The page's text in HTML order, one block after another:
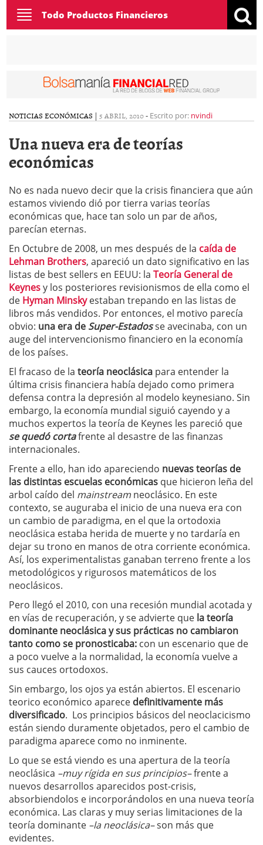
Toggle
navigation
Todo Productos Financieros
NOTICIAS ECONÓMICAS | 5 ABRIL, 2010- Escrito por: nvindi
Una nueva era de teorías
económicas
No es nada nuevo decir que la crisis financiera que aún
estamos viviendo dió por tierra varias teorías
económicas que, hace tan solo un par de años,
parecían eternas.
En Octubre de 2008, un mes después de la caída de
Lehman Brothers, apareció un dato significativo en las
listas de best sellers en EEUU: la Teoría General de
Keynesy los posteriores revisionismos de ella como el
de Hyman Minskyestaban trepando en las listas de
libros más vendidos. Por entonces, el motivo parecía
obvio: una era de Super-Estadosse avecinaba, con un
auge del intervencionismo financiero en la economía
de los países.
El fracaso de la teoría neoclásica para entender la
última crisis financiera había dejado como primera
defensa contra la depresión al modelo keynesiano. Sin
embargo, la economía mundial siguió cayendo y a
muchos expertos la teoría de Keynes les pareció que
se quedó cortafrente al desastre de las finanzas
internacionales.
Frente a ello, han ido apareciendo nuevas teorías de
las distintas escuelas económicas que hicieron leña del
arbol caído del mainstream neoclásico. En este
contexto, se auguraba el inicio de una nueva era con
un cambio de paradigma, en el que la ortodoxia
neoclásica estaba herida de muerte y no tardaría en
dejar su trono en manos de otra corriente económica.
Así, los experimentalistas ganaban terreno frente a los
metodológicos y rigurosos matemáticos de los
neoclásicos.
Pero llegó el 2010, con una recesión mundial acotada y
en vías de recuperación, y se advierte que la teoría
dominante neoclásica y sus prácticas no cambiaron
tanto como se pronosticaba: con un escenario que de
a poco vuelve a la normalidad, la economía vuelve a
sus cauces ortodoxos.
Sin embargo, los ojos ya están abiertos. El escenario
teorico económico aparece definitivamente más
diversificado. Los principios básicos del neoclacicismo
están siendo duramente objetados, pero el cambio de
paradigma aparece como no inminente.
Lo que se está viendo es una apertura de la teoría
neoclásica –muy rígida en sus principios–frente a
nuevos desarrollos aparecidos post-crisis,
absorbiendolos e incorporándolos en una nueva teoría
económica. Las claras y muy serias limitaciones de la
teoría dominante –la neoclásica–son más que
evidentes.